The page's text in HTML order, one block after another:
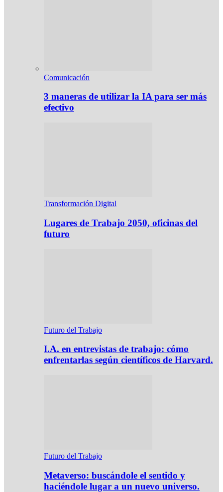
Comunicación
3 maneras de utilizar la IA para ser más
efectivo
Transformación Digital
Lugares de Trabajo 2050, oficinas del
futuro
Futuro del Trabajo
I.A. en entrevistas de trabajo: cómo
enfrentarlas según científicos de Harvard.
Futuro del Trabajo
Metaverso: buscándole el sentido y
haciéndole lugar a un nuevo universo.